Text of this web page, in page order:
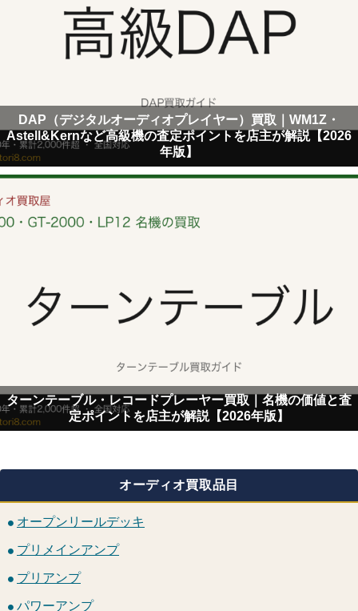
DAP（デジタルオーディオプレイヤー）買取｜WM1Z・
Astell&Kernなど高級機の査定ポイントを店主が解説【2026
年版】
ターンテーブル・レコードプレーヤー買取｜名機の価値と査
定ポイントを店主が解説【2026年版】
オーディオ買取品目
オープンリールデッキ
プリメインアンプ
プリアンプ
パワーアンプ